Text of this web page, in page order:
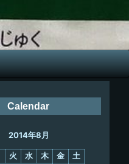
Calendar
2014年8月
火 水 木 金 土